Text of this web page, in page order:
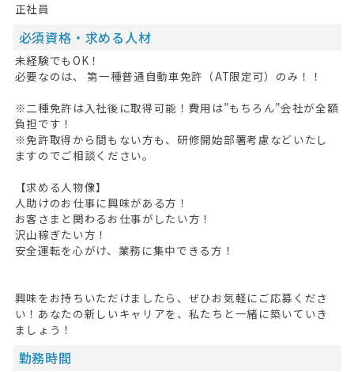
正社員
必須資格・求める人材
未経験でもOK！
必要なのは、 第一種普通自動車免許（AT限定可）のみ！！
※二種免許は入社後に取得可能！費用は”もちろん”会社が全額
負担です！
※免許取得から間もない方も、研修開始部署考慮などいたし
ますのでご相談ください。
【求める人物像】
人助けのお仕事に興味がある方！
お客さまと関わるお仕事がしたい方！
沢山稼ぎたい方！
安全運転を心がけ、業務に集中できる方！
興味をお持ちいただけましたら、ぜひお気軽にご応募くださ
い！あなたの新しいキャリアを、私たちと一緒に築いていき
ましょう！
勤務時間